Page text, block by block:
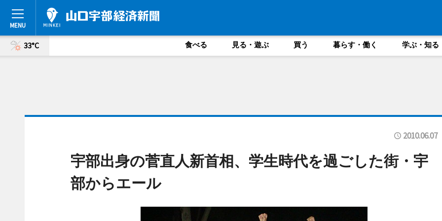
33°C 食べる 見る・遊ぶ 買う 暮らす・働く 学ぶ・知る
2010.06.07
宇部出身の菅直人新首相、学生時代を過ごした街・宇
部からエール